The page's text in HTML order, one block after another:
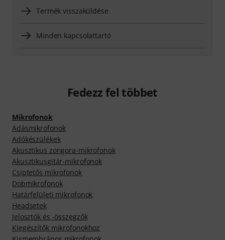
Termék visszaküldése
Minden kapcsolattartó
Fedezz fel többet
Mikrofonok
Adásmikrofonok
Adókészülékek
Akusztikus zongora-mikrofonok
Akusztikusgitár-mikrofonok
Csiptetős mikrofonok
Dobmikrofonok
Határfelületi mikrofonok
Headsetek
Jelosztók és -összegzők
Kiegészítők mikrofonokhoz